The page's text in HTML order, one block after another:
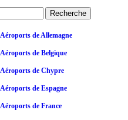
Aéroports de Allemagne
Aéroports de Belgique
Aéroports de Chypre
Aéroports de Espagne
Aéroports de France